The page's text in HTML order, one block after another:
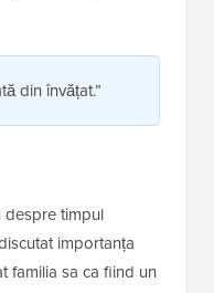
din învățat.”
despre timpul
importanța
familia sa ca fiind un